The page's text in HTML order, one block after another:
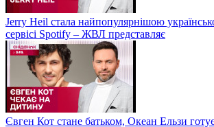
Jerry Heil стала найпопулярнішою
сервісі Spotify – ЖВЛ представляє
Євген Кот стане батьком, Океан Ельзи